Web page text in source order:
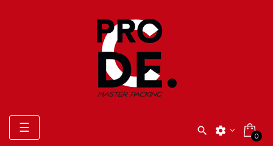
navigazione
Toggle
☰  settings 0